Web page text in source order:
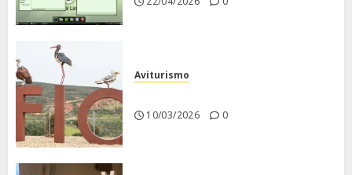
Aviturismo
10/03/2026 0